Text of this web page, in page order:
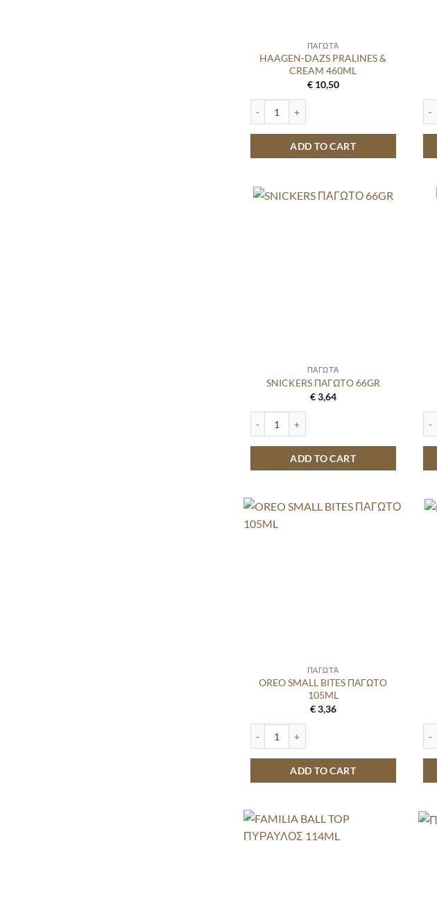
ΠΑΓΩΤΆ
HAAGEN-DAZS PRALINES &
CREAM 460ML
€10,50
ADD TO CART
ΠΑΓΩΤΆ
SNICKERS ΠΑΓΩΤΟ 66GR
€3,64
ADD TO CART
ΠΑΓΩΤΆ
OREO SMALL BITES ΠΑΓΩΤΟ
105ML
€3,36
ADD TO CART